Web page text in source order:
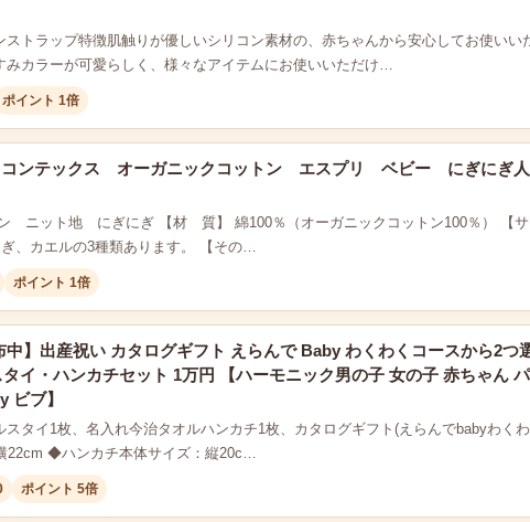
トラップ特徴肌触りが優しいシリコン素材の、赤ちゃんから安心してお使いい
みカラーが可愛らしく、様々なアイテムにお使いいただけ…
ポイント 1倍
ンテックス オーガニックコットン エスプリ ベビー にぎにぎ
ニット地 にぎにぎ 【材 質】 綿100％（オーガニックコットン100％） 【サ
、カエルの3種類あります。 【その…
ポイント 1倍
中】出産祝い カタログギフト えらんで Baby わくわくコースから2つ
イ・ハンカチセット 1万円 【ハーモニック男の子 女の子 赤ちゃん
ビブ】
スタイ1枚、名入れ今治タオルハンカチ1枚、カタログギフト(えらんでbabyわく
◆ハンカチ本体サイズ：縦20c…
ポイント 5倍